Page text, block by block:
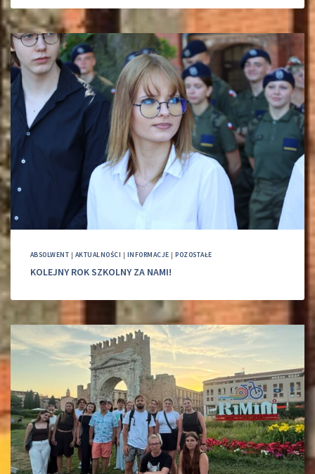
ABSOLWENT | AKTUALNOŚCI | INFORMACJE |POZOSTAŁE
KOLEJNY ROK SZKOLNY ZA NAMI!